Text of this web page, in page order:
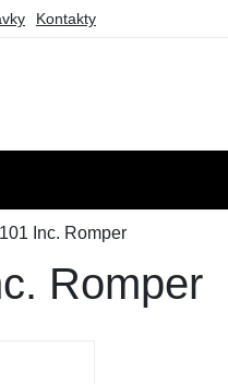
Kontakty
Inc. Romper
Romper